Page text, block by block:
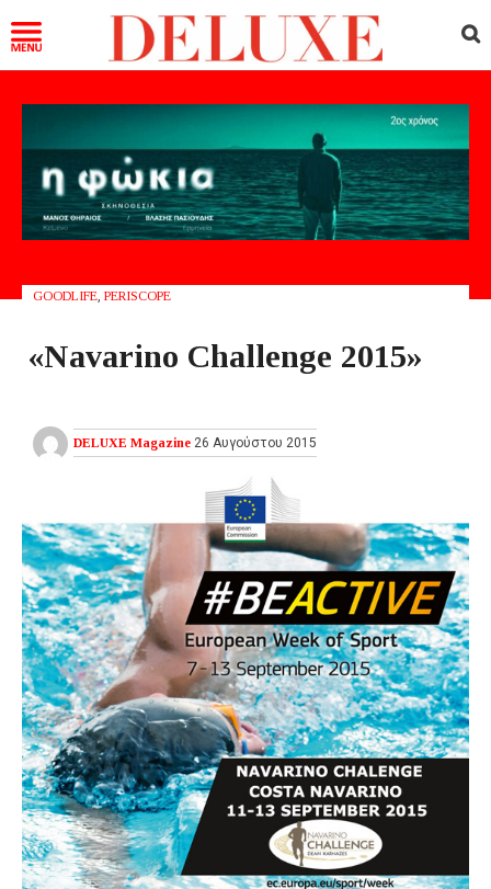
GOODLIFE PERISCOPE
«Navarino Challenge 2015»
DELUXE Magazine 26 Αυγούστου 2015